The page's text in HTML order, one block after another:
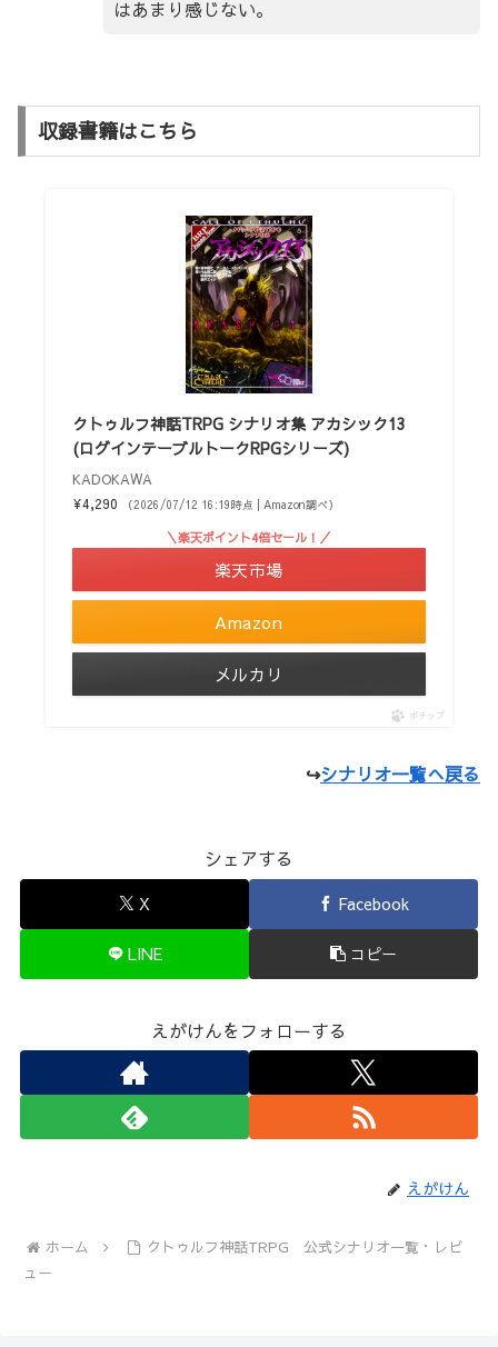
はあまり感じない。
収録書籍はこちら
クトゥルフ神話TRPG シナリオ集 アカシック13
(ログインテーブルトークRPGシリーズ)
KADOKAWA
¥4,290
（2026/07/12 16:19時点 | Amazon調べ）
Amazon
＼楽天ポイント4倍セール！／
楽天市場
メルカリ
ポチップ
↪シナリオ一覧へ戻る
シェアする
X Facebook
LINE コピー
えがけんをフォローする
えがけん
ホーム
クトゥルフ神話TRPG 公式シナリオ一覧・レビ
ュー